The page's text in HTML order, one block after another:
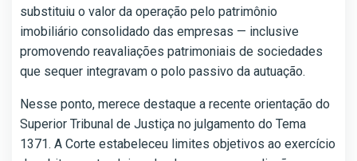
substituiu o valor da operação pelo patrimônio
imobiliário consolidado das empresas — inclusive
promovendo reavaliações patrimoniais de sociedades
que sequer integravam o polo passivo da autuação.
Nesse ponto, merece destaque a recente orientação do
Superior Tribunal de Justiça no julgamento do Tema
1371. A Corte estabeleceu limites objetivos ao exercício